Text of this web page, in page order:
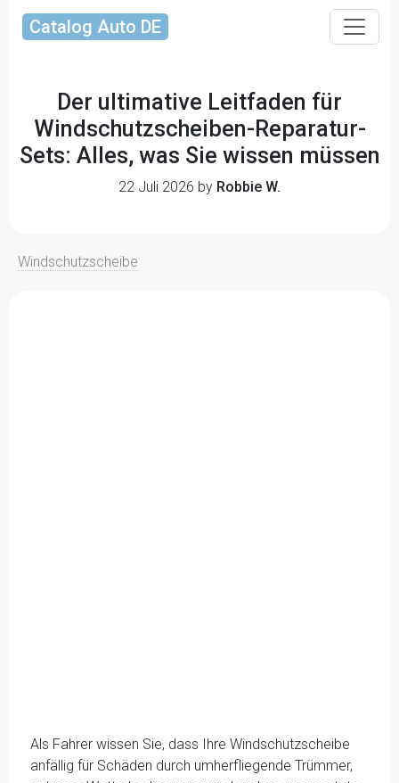
Catalog Auto DE
Der ultimative Leitfaden für
Windschutzscheiben-Reparatur-
Sets: Alles, was Sie wissen müssen
22 Juli 2026 by Robbie W.
Windschutzscheibe
Als Fahrer wissen Sie, dass Ihre Windschutzscheibe
anfällig für Schäden durch umherfliegende Trümmer,